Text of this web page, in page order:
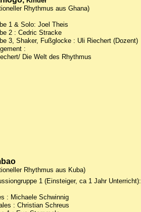
Rhythmus aus Ghana)
1 & Solo: Joel Theis
2 : Cedric Stracke
3, Shaker, Fußglocke : Uli Riechert (Dozent)
:
Die Welt des Rhythmus
Rhythmus aus Kuba)
1 (Einsteiger, ca 1 Jahr Unterricht):
: Michaele Schwinnig
: Christian Schreus